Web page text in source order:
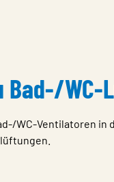
Bad-/WC-
WC-Ventilatoren in